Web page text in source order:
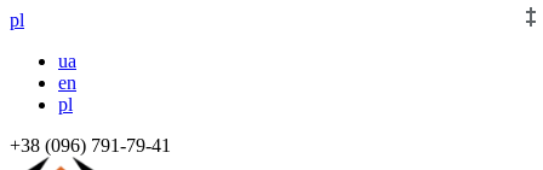
pl
ua
en
pl
+38 (096) 791-79-41